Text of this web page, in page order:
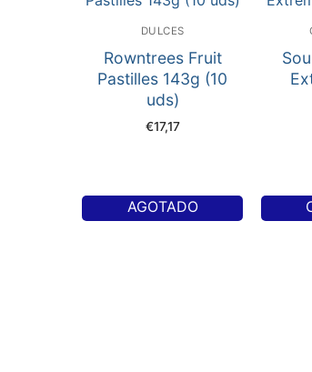
DULCES
Rowntrees Fruit
Pastilles 143g (10
uds)
€17,17
AGOTADO